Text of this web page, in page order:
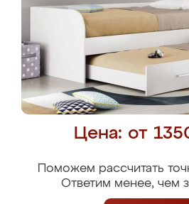
Цена: от
Поможем рассчитать
Ответим менее, чем